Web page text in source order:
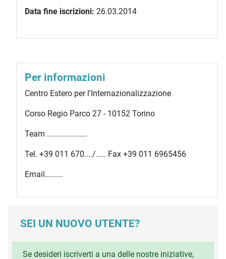
Data fine iscrizioni: 26.03.2014
Per informazioni
Centro Estero per l'Internazionalizzazione
Corso Regio Parco 27 - 10152 Torino
Team ....................
Tel. +39 011 670..../..... Fax +39 011 6965456
Email.........
SEI UN NUOVO UTENTE?
Se desideri iscriverti a una delle nostre iniziative,